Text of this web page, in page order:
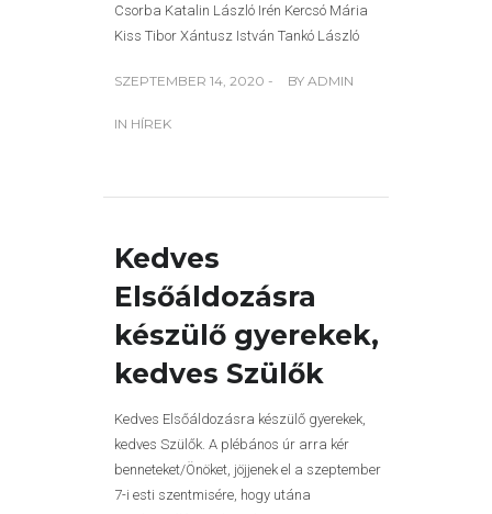
Csorba Katalin László Irén Kercsó Mária
Kiss Tibor Xántusz István Tankó László
SZEPTEMBER 14, 2020 - BY ADMIN
IN HÍREK
Kedves
Elsőáldozásra
készülő gyerekek,
kedves Szülők
Kedves Elsőáldozásra készülő gyerekek,
kedves Szülők. A plébános úr arra kér
benneteket/Önöket, jöjjenek el a szeptember
7-i esti szentmisére, hogy utána